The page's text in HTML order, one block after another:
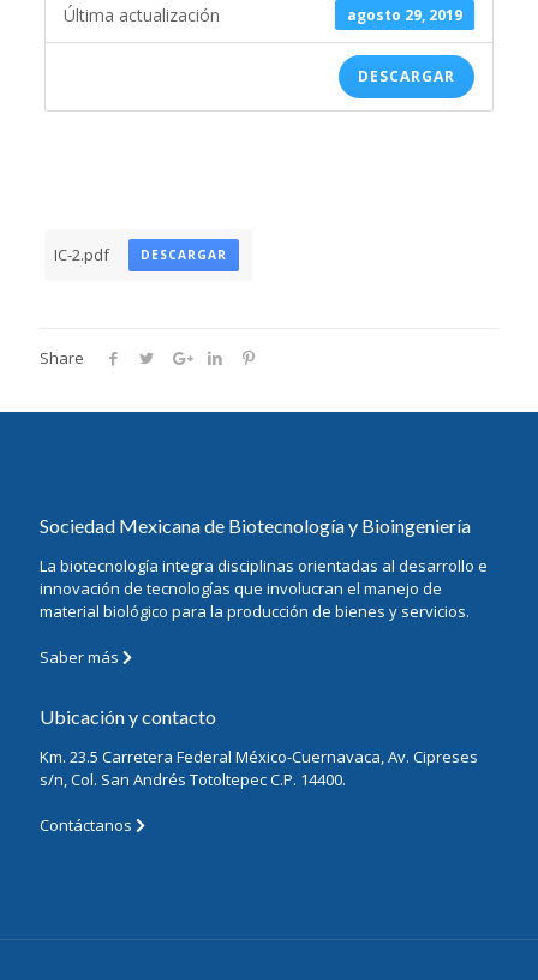
agosto 29, 2019
Última actualización
DESCARGAR
IC-2.pdf DESCARGAR
Share
Sociedad Mexicana de Biotecnología y Bioingeniería
La biotecnología integra disciplinas orientadas al desarrollo e
innovación de tecnologías que involucran el manejo de
material biológico para la producción de bienes y servicios.
Saber más
Ubicación y contacto
Km. 23.5 Carretera Federal México-Cuernavaca, Av. Cipreses
s/n, Col. San Andrés Totoltepec C.P. 14400.
Contáctanos